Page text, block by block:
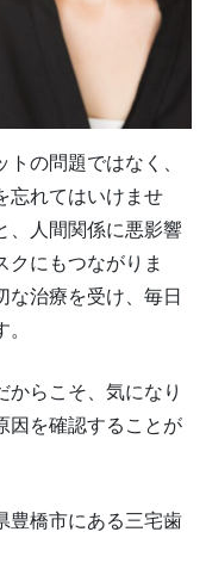
の問題ではなく、
忘れてはいけませ
、人間関係に悪影響
クにもつながりま
な治療を受け、毎日
からこそ、気になり
因を確認することが
豊橋市にある三宅歯